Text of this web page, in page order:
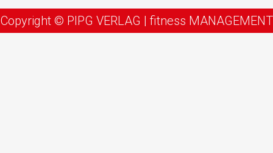
Copyright © PIPG VERLAG | fitness MANAGEMENT